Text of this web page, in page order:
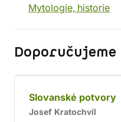
Mytologie, historie
Doporučujeme
Slovanské potvory
Josef Kratochvíl